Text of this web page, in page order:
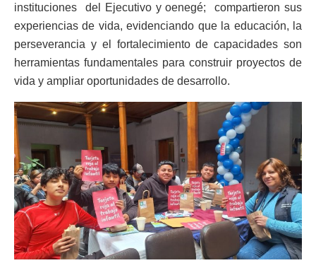
instituciones del Ejecutivo y oenegé; compartieron sus
experiencias de vida, evidenciando que la educación, la
perseverancia y el fortalecimiento de capacidades son
herramientas fundamentales para construir proyectos de
vida y ampliar oportunidades de desarrollo.